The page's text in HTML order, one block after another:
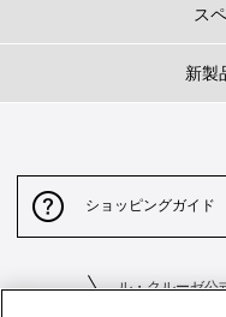
ス
新製
ショッピングガイド
ル・クルーゼ公